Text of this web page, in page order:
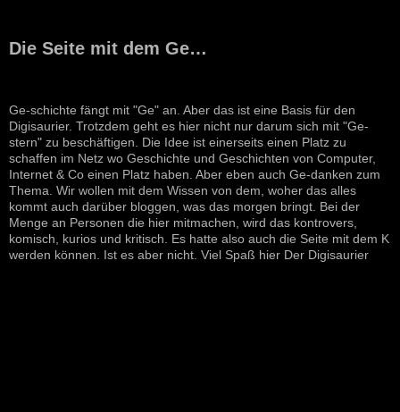
Die Seite mit dem Ge…
Ge-schichte fängt mit "Ge" an. Aber das ist eine Basis für den
Digisaurier. Trotzdem geht es hier nicht nur darum sich mit "Ge-
stern" zu beschäftigen. Die Idee ist einerseits einen Platz zu
schaffen im Netz wo Geschichte und Geschichten von Computer,
Internet & Co einen Platz haben. Aber eben auch Ge-danken zum
Thema. Wir wollen mit dem Wissen von dem, woher das alles
kommt auch darüber bloggen, was das morgen bringt. Bei der
Menge an Personen die hier mitmachen, wird das kontrovers,
komisch, kurios und kritisch. Es hatte also auch die Seite mit dem K
werden können. Ist es aber nicht. Viel Spaß hier Der Digisaurier